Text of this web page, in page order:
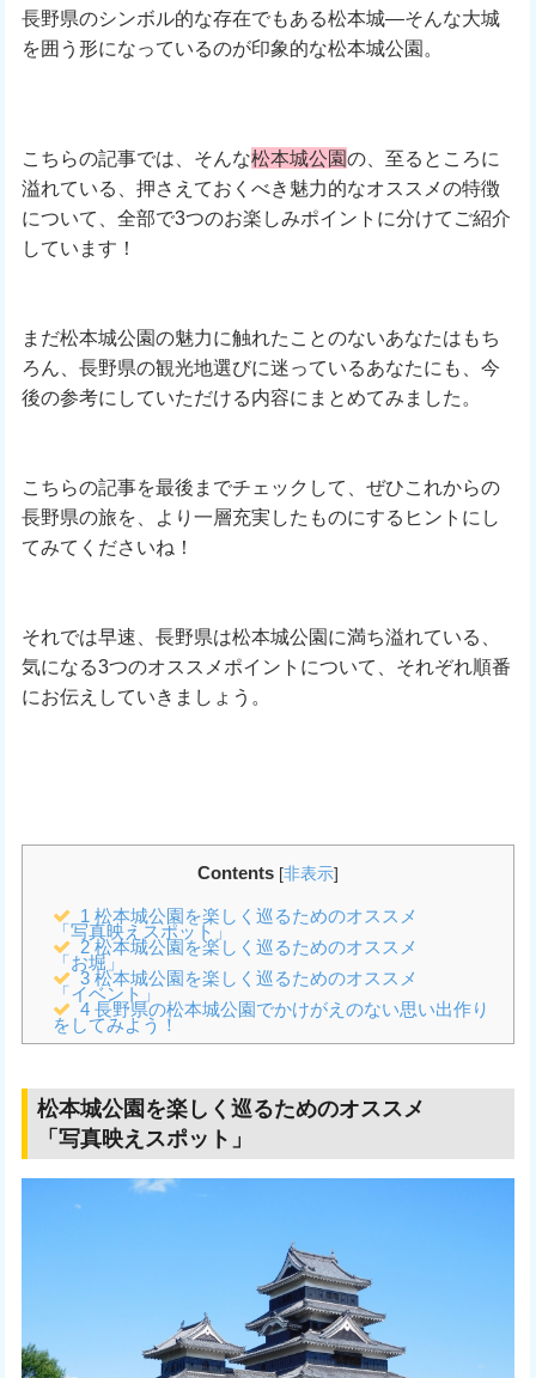
長野県のシンボル的な存在でもある松本城―そんな大城
を囲う形になっているのが印象的な松本城公園。
こちらの記事では、そんな松本城公園の、至るところに
溢れている、押さえておくべき魅力的なオススメの特徴
について、全部で3つのお楽しみポイントに分けてご紹介
しています！
まだ松本城公園の魅力に触れたことのないあなたはもち
ろん、長野県の観光地選びに迷っているあなたにも、今
後の参考にしていただける内容にまとめてみました。
こちらの記事を最後までチェックして、ぜひこれからの
長野県の旅を、より一層充実したものにするヒントにし
てみてくださいね！
それでは早速、長野県は松本城公園に満ち溢れている、
気になる3つのオススメポイントについて、それぞれ順番
にお伝えしていきましょう。
Contents [非表示]
1 松本城公園を楽しく巡るためのオススメ
「写真映えスポット」
2松本城公園を楽しく巡るためのオススメ
「お堀」
3松本城公園を楽しく巡るためのオススメ
「イベント」
4長野県の松本城公園でかけがえのない思い出作り
をしてみよう！
松本城公園を楽しく巡るためのオススメ
「写真映えスポット」